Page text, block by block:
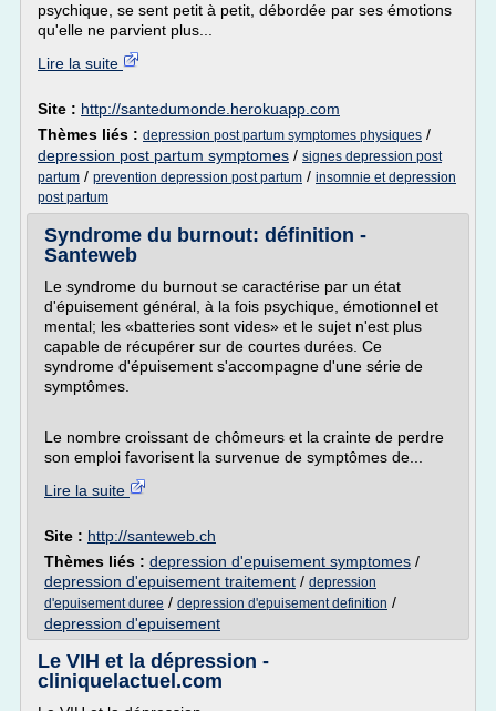
psychique, se sent petit à petit, débordée par ses émotions
qu'elle ne parvient plus...
Lire la suite
Site : http://santedumonde.herokuapp.com
Thèmes liés : depression post partum symptomes physiques /
depression post partum symptomes / signes depression post
partum / prevention depression post partum / insomnie et depression
post partum
Syndrome du burnout: définition -
Santeweb
Le syndrome du burnout se caractérise par un état
d'épuisement général, à la fois psychique, émotionnel et
mental; les «batteries sont vides» et le sujet n'est plus
capable de récupérer sur de courtes durées. Ce
syndrome d'épuisement s'accompagne d'une série de
symptômes.
Le nombre croissant de chômeurs et la crainte de perdre
son emploi favorisent la survenue de symptômes de...
Lire la suite
Site : http://santeweb.ch
Thèmes liés : depression d'epuisement symptomes /
depression d'epuisement traitement / depression
d'epuisement duree / depression d'epuisement definition /
depression d'epuisement
Le VIH et la dépression -
cliniquelactuel.com